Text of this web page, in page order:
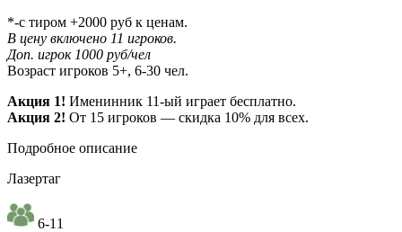
*-с тиром +2000 руб к ценам.
В цену включено 11 игроков.
Доп. игрок 1000 руб/чел
Возраст игроков 5+, 6-30 чел.
Акция 1! Именинник 11-ый играет бесплатно.
Акция 2! От 15 игроков — скидка 10% для всех.
Подробное описание
Лазертаг
6-11